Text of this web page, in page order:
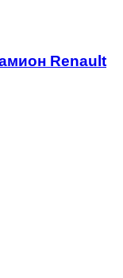
Renault